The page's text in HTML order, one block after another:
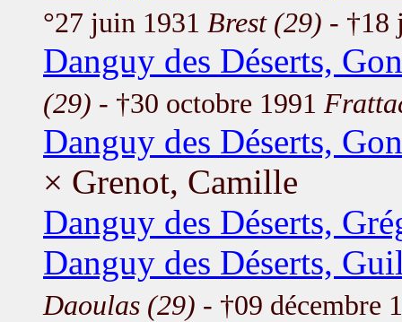
°27 juin 1931 Brest (29) - †18
Danguy des Déserts,
(29) - †30 octobre 1991
Danguy des Déserts,
× Grenot, Camille
Danguy des Déserts,
Danguy des Déserts,
Daoulas (29) - †09 décembre